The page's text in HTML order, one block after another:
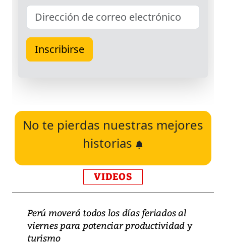
No te pierdas nuestras mejores
historias
VIDEOS
Perú moverá todos los días feriados al
viernes para potenciar productividad y
turismo